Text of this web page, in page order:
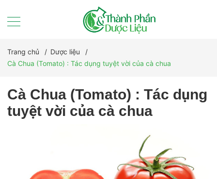
Trang chủ / Dược liệu
/
Cà Chua (Tomato) : Tác dụng tuyệt vời của cà chua
Cà Chua (Tomato) : Tác dụng
tuyệt vời của cà chua